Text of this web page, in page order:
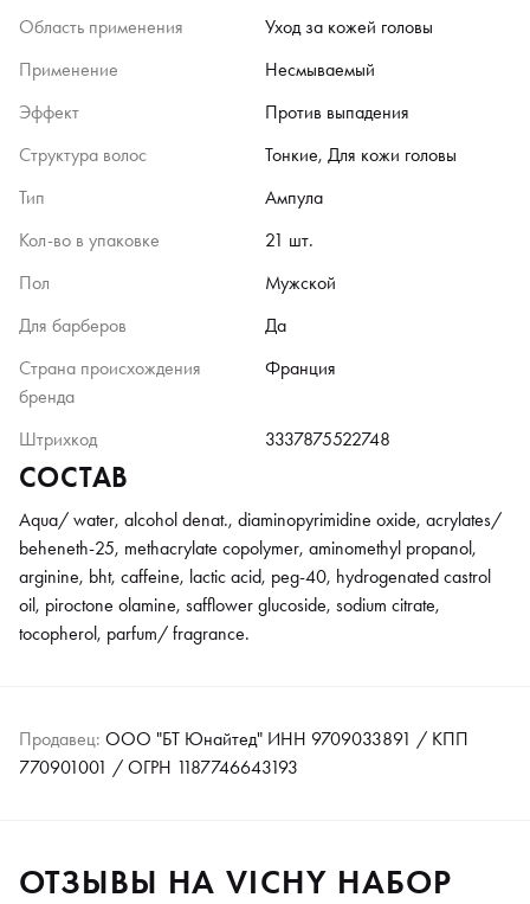
Область применения
Уход за кожей головы
Применение
Несмываемый
Эффект
Против выпадения
Структура волос
Тонкие, Для кожи головы
Тип
Ампула
Кол-во в упаковке
21 шт.
Пол
Мужской
Для барберов
Да
Страна происхождения
бренда
Франция
Штрихкод 3337875522748
СОСТАВ
Aqua/ water, alcohol denat., diaminopyrimidine oxide, acrylates/
beheneth-25, methacrylate copolymer, aminomethyl propanol,
arginine, bht, caffeine, lactic acid, peg-40, hydrogenated castrol
oil, piroctone olamine, safflower glucoside, sodium citrate,
tocopherol, parfum/ fragrance.
Продавец: ООО "БТ Юнайтед" ИНН 9709033891 / КПП
770901001 / ОГРН 1187746643193
ОТЗЫВЫ НА VICHY НАБОР